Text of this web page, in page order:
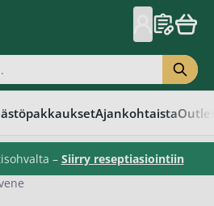
Ajankohtaista
– Siirry reseptiasiointiin